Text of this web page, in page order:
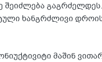
შეიძლება
ხანგრძლივი
მაშინ